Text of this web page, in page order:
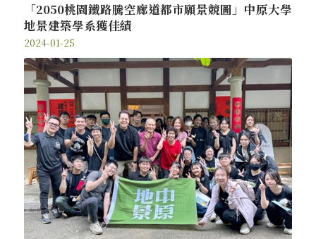
「2050桃園鐵路騰空廊道都市願景競圖」中原大學
地景建築學系獲佳績
2024-01-25